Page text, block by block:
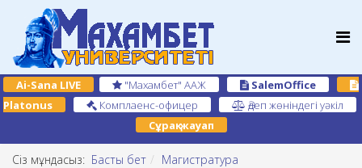
Ai-Sana LIVE "Махамбет" ААЖ
SalemOffice
Platonus
Комплаенс-офицер
Әдеп жөніндегі уәкіл
Сұрақ-жауап
Сіз мұндасыз: Басты бет
Магистратура